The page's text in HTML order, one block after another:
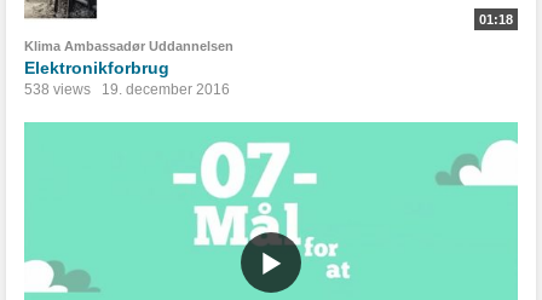
01:18
Klima Ambassadør Uddannelsen
Elektronikforbrug
538 views 19. december 2016